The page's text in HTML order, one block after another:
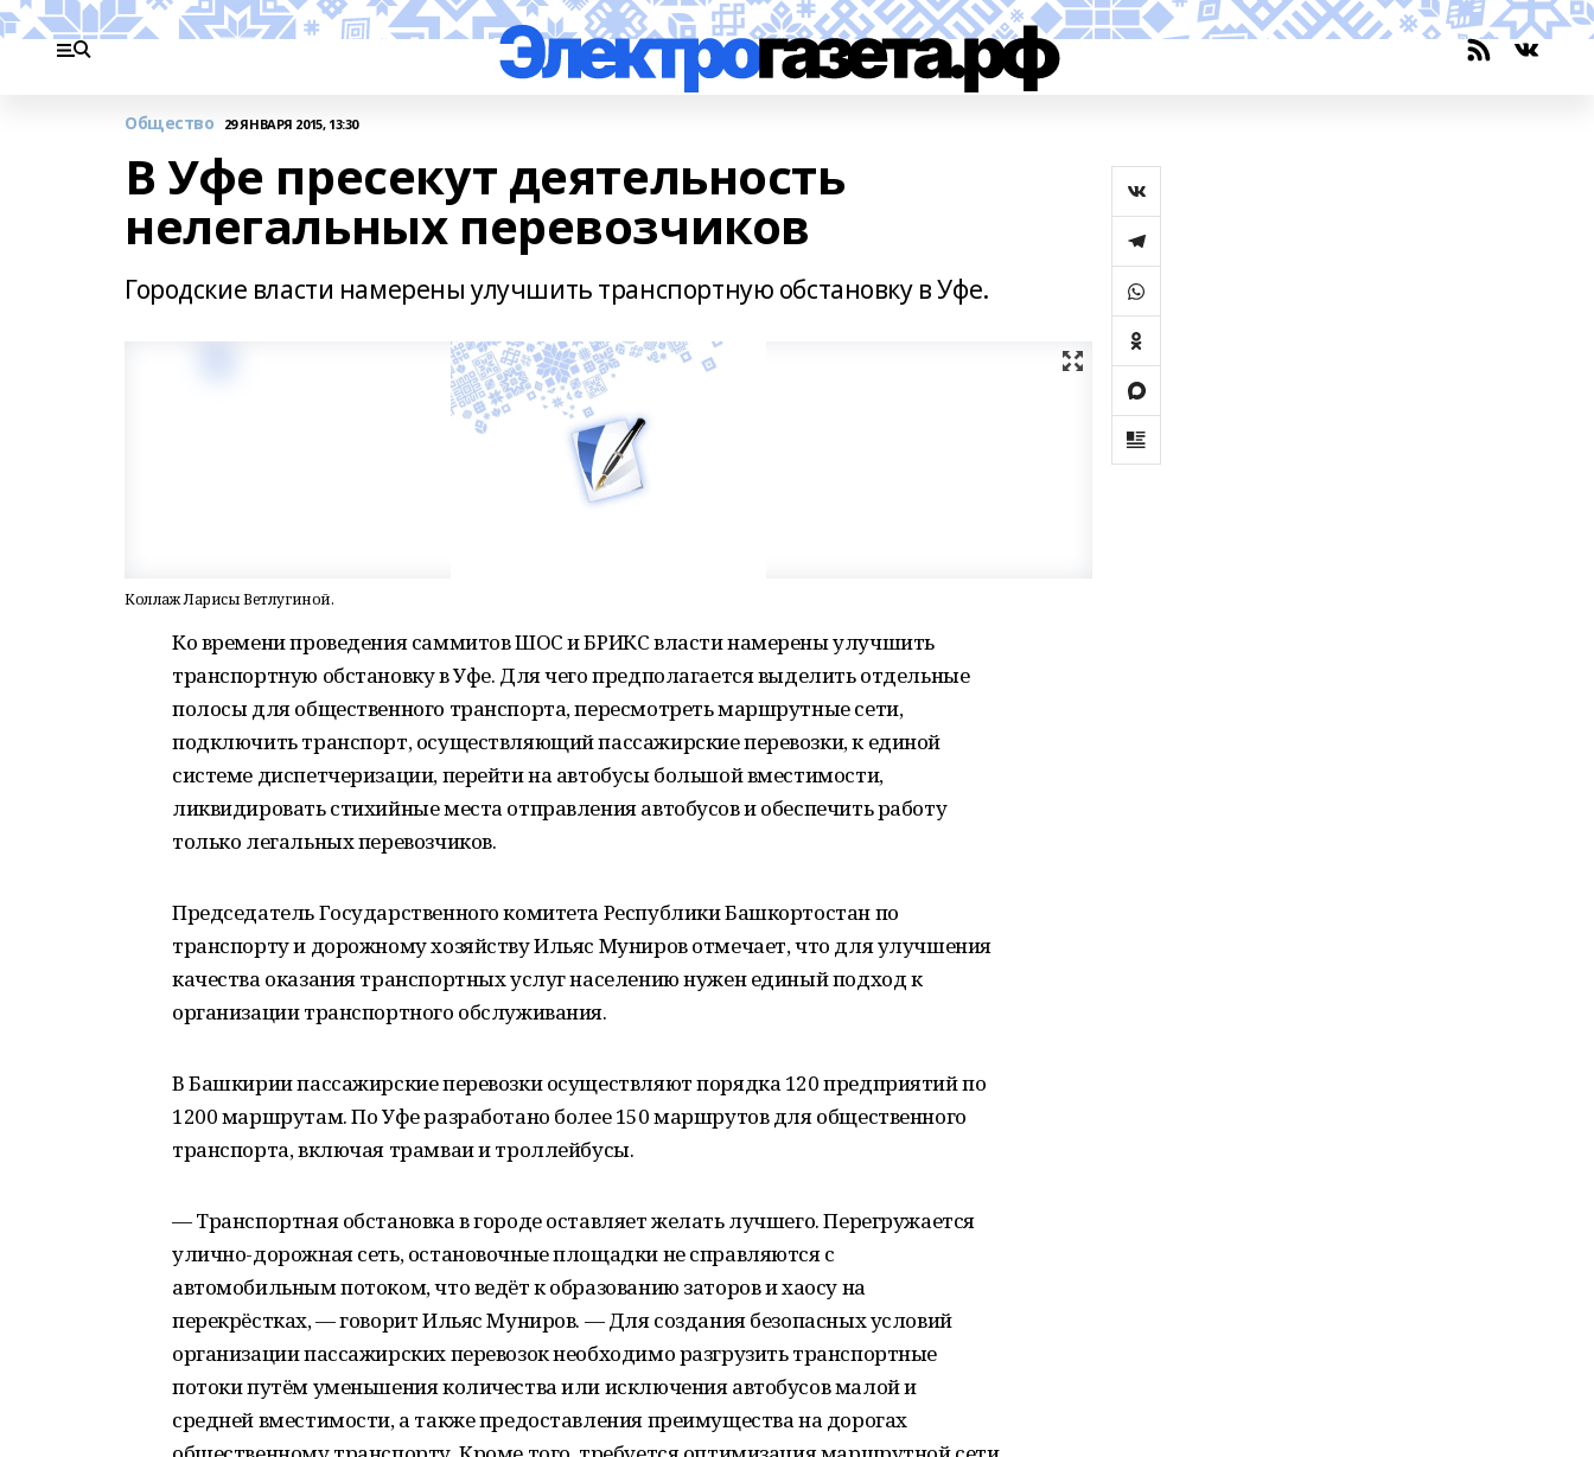
Общество 29 ЯНВАРЯ 2015, 13:30
В Уфе пресекут деятельность
нелегальных перевозчиков
Городские власти намерены улучшить транспортную обстановку в Уфе.
Коллаж Ларисы Ветлугиной.
Ко времени проведения саммитов ШОС и БРИКС власти намерены улучшить
транспортную обстановку в Уфе. Для чего предполагается выделить отдельные
полосы для общественного транспорта, пересмотреть маршрутные сети,
подключить транспорт, осуществляющий пассажирские перевозки, к единой
системе диспетчеризации, перейти на автобусы большой вместимости,
ликвидировать стихийные места отправления автобусов и обеспечить работу
только легальных перевозчиков.
Председатель Государственного комитета Республики Башкортостан по
транспорту и дорожному хозяйству Ильяс Муниров отмечает, что для улучшения
качества оказания транспортных услуг населению нужен единый подход к
организации транспортного обслуживания.
В Башкирии пассажирские перевозки осуществляют порядка 120 предприятий по
1200 маршрутам. По Уфе разработано более 150 маршрутов для общественного
транспорта, включая трамваи и троллейбусы.
— Транспортная обстановка в городе оставляет желать лучшего. Перегружается
улично-дорожная сеть, остановочные площадки не справляются с
автомобильным потоком, что ведёт к образованию заторов и хаосу на
перекрёстках, — говорит Ильяс Муниров. — Для создания безопасных условий
организации пассажирских перевозок необходимо разгрузить транспортные
потоки путём уменьшения количества или исключения автобусов малой и
средней вместимости, а также предоставления преимущества на дорогах